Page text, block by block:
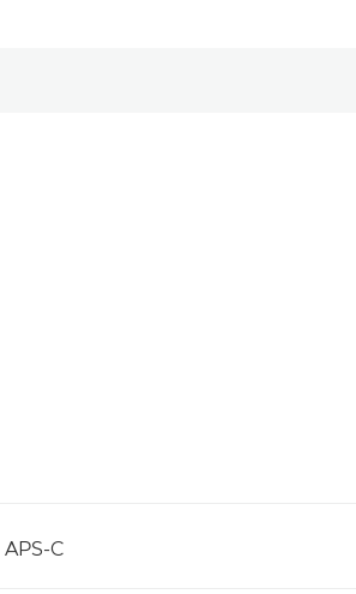
APS-C